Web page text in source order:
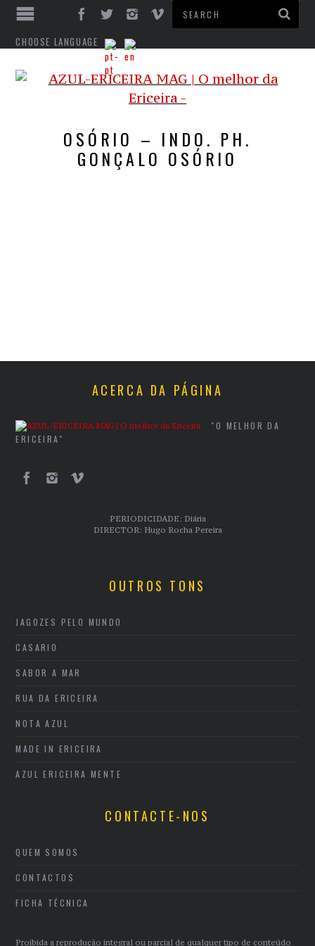
CHOOSE LANGUAGE
OSÓRIO – INDO. PH.
GONÇALO OSÓRIO
ACERCA DA PÁGINA
"O MELHOR DA
ERICEIRA"
PERIODICIDADE: Diária
DIRECTOR: Hugo Rocha Pereira
OUTROS TONS
JAGOZES PELO MUNDO
CASARIO
SABOR A MAR
RUA DA ERICEIRA
NOTA AZUL
MADE IN ERICEIRA
AZUL ERICEIRA MENTE
CONTACTE-NOS
QUEM SOMOS
CONTACTOS
FICHA TÉCNICA
Proibida a reprodução integral ou parcial de qualquer tipo de conteúdo